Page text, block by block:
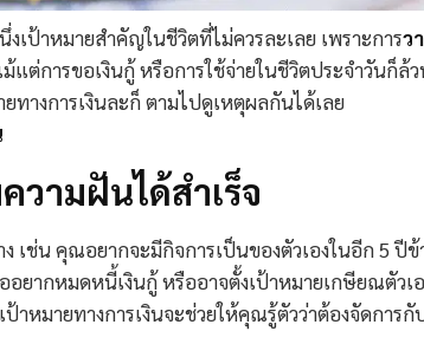
งเป้าหมายสำคัญในชีวิตที่ไม่ควรละเลย เพราะการว
ต่การขอเงินกู้ หรือการใช้จ่ายในชีวิตประจำวันก็
ยทางการเงินละก็ ตามไปดูเหตุผลกันได้เลย
ามฝันได้สำเร็จ
เช่น คุณอยากจะมีกิจการเป็นของตัวเองในอีก 5 ปี
อยากหมดหนี้เงินกู้ หรืออาจตั้งเป้าหมายเกษียณตัว
หมายทางการเงินจะช่วยให้คุณรู้ตัวว่าต้องจัดการกั